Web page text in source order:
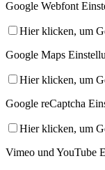
Google Webfont
Hier klicken, um
Google Maps
Hier klicken, um
Google reCaptcha
Hier klicken, um
Vimeo und YouTube